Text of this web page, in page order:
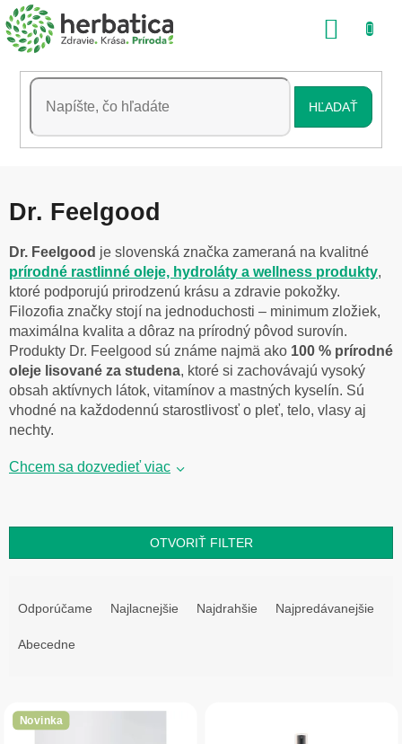
Prejsť
na
obsah
HĽADAŤ
Dr. Feelgood
Dr. Feelgood je slovenská značka zameraná na kvalitné
prírodné rastlinné oleje, hydroláty a wellness produkty,
ktoré podporujú prirodzenú krásu a zdravie pokožky.
Filozofia značky stojí na jednoduchosti – minimum zložiek,
maximálna kvalita a dôraz na prírodný pôvod surovín.
Produkty Dr. Feelgood sú známe najmä ako 100 % prírodné
oleje lisované za studena, ktoré si zachovávajú vysoký
obsah aktívnych látok, vitamínov a mastných kyselín. Sú
vhodné na každodennú starostlivosť o pleť, telo, vlasy aj
nechty.
Chcem sa dozvedieť viac
OTVORIŤ FILTER
p
Odporúčame Najlacnejšie Najdrahšie Najpredávanejšie
Abecedne
ý Novinka